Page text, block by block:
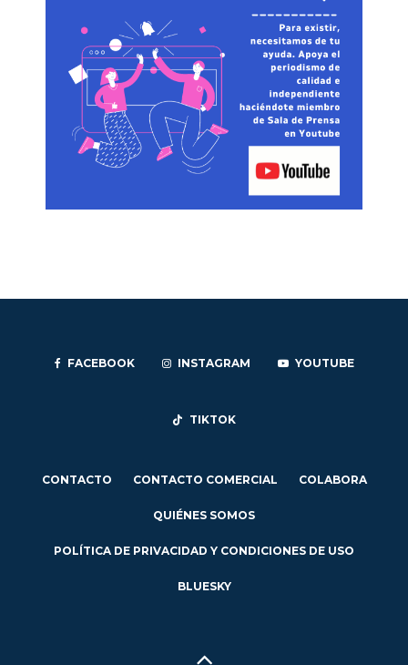
FACEBOOK INSTAGRAM YOUTUBE
TIKTOK
CONTACTO CONTACTO COMERCIAL COLABORA
QUIÉNES SOMOS
POLÍTICA DE PRIVACIDAD Y CONDICIONES DE USO
BLUESKY